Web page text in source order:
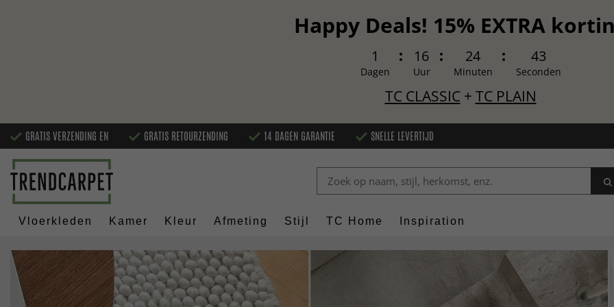
Happy Deals! 15% EXTRA
1
Dagen
16
Uur
24
Minuten
41
Seconden
TC CLASSIC+ TC PLAIN
GRATIS VERZENDING EN GRATIS RETOURZENDING 14 DAGEN GARANTIE SNELLE LEVERTIJD
Vloerkleden Kamer Kleur Afmeting Stijl TC Home Inspiration